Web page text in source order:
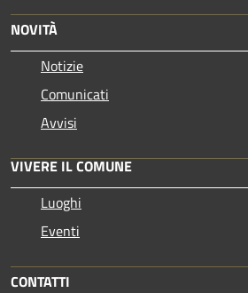
NOVITÀ
Notizie
Comunicati
Avvisi
VIVERE IL COMUNE
Luoghi
Eventi
CONTATTI